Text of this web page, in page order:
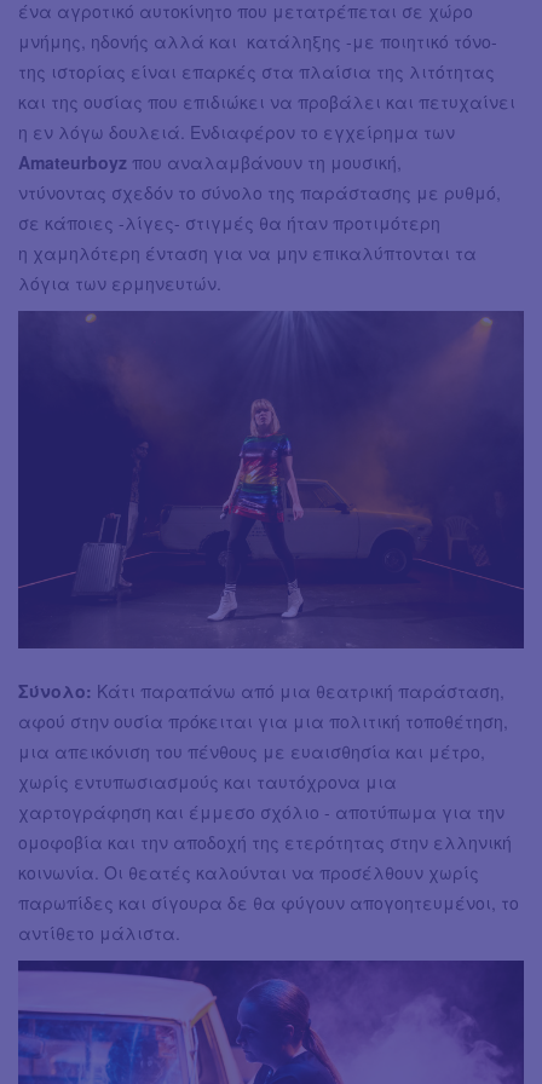
ένα αγροτικό αυτοκίνητο που μετατρέπεται σε χώρο
μνήμης, ηδονής αλλά και κατάληξης -με ποιητικό τόνο-
της ιστορίας είναι επαρκές στα πλαίσια της λιτότητας
και της ουσίας που επιδιώκει να προβάλει και πετυχαίνει
η εν λόγω δουλειά. Ενδιαφέρον το εγχείρημα των
Amateurboyz που αναλαμβάνουν τη μουσική,
ντύνοντας σχεδόν το σύνολο της παράστασης με ρυθμό,
σε κάποιες -λίγες- στιγμές θα ήταν προτιμότερη
η χαμηλότερη ένταση για να μην επικαλύπτονται τα
λόγια των ερμηνευτών.
Σύνολο: Κάτι παραπάνω από μια θεατρική παράσταση,
αφού στην ουσία πρόκειται για μια πολιτική τοποθέτηση,
μια απεικόνιση του πένθους με ευαισθησία και μέτρο,
χωρίς εντυπωσιασμούς και ταυτόχρονα μια
χαρτογράφηση και έμμεσο σχόλιο - αποτύπωμα για την
ομοφοβία και την αποδοχή της ετερότητας στην ελληνική
κοινωνία. Οι θεατές καλούνται να προσέλθουν χωρίς
παρωπίδες και σίγουρα δε θα φύγουν απογοητευμένοι, το
αντίθετο μάλιστα.